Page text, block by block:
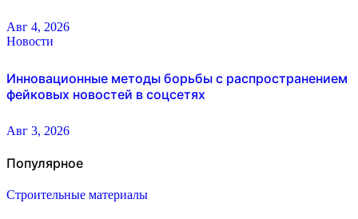
Авг 4, 2026
Новости
Инновационные методы борьбы с распространением
фейковых новостей в соцсетях
Авг 3, 2026
Популярное
Строительные материалы